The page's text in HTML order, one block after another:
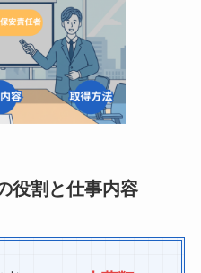
役割と仕事内容